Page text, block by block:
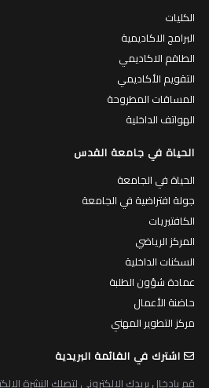
الكليات
البرامج الاكاديمية
الطاقم الاكاديمي
التقويم الأكاديمي
المساقات المطروحة
الهواتف الداخلية
الحياة في جامعة القدس
الحياة في الجامعة
جولة افتراضية في الجامعة
الكافتيريات
المركز الرياضي
السكنات الداخلية
عمادة شؤون الطلبة
حاضنة الأعمال
مركز التطوير المهني
اشترك في القائمة البريدية
قم بادخال بريدك الالكتروني لتصلك النشرة